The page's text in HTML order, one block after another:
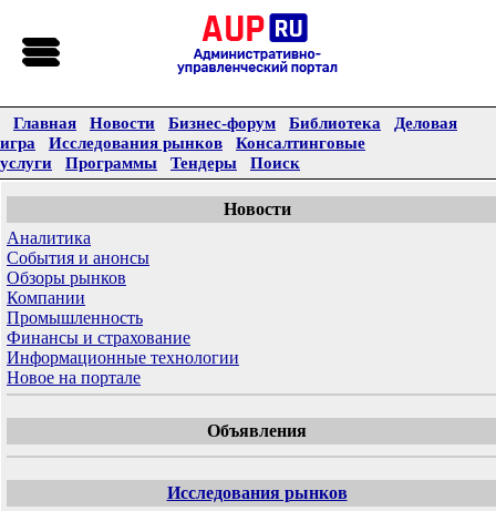
Главная Новости Бизнес-форум Библиотека
Деловая
игра
Исследования рынков
Консалтинговые
услуги
Программы Тендеры Поиск
Новости
Аналитика
События и анонсы
Обзоры рынков
Компании
Промышленность
Финансы и страхование
Информационные технологии
Новое на портале
Объявления
Исследования рынков